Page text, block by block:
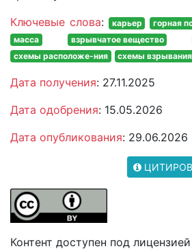
Ключевые слова: карьер горная
масса
взрывчатое вещество
схемы расположе-ния
схемы
Дата получения: 27.11.2025
Дата одобрения: 15.05.2026
Дата опубликования: 29.06.2026
Контент доступен под лицензией